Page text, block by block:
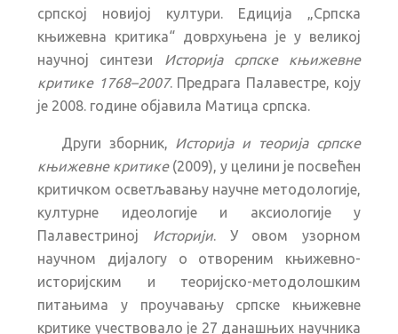
српској новијој култури. Едиција „Српска
књижевна критика“ доврхуњена је у великој
научној синтези Историја српске књижевне
критике 1768–2007. Предрага Палавестре, коју
је 2008. године објавила Матица српска.
Други зборник, Историја и теорија српске
књижевне критике(2009), у целини је посвећен
критичком осветљавању научне методологије,
културне идеологије и аксиологије у
Палавестриној Историји. У овом узорном
научном дијалогу о отвореним књижевно-
историјским и теоријско-методолошким
питањима у проучавању српске књижевне
критике учествовало је 27 данашњих научника